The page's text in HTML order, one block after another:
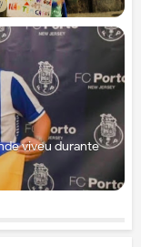
viveu durante